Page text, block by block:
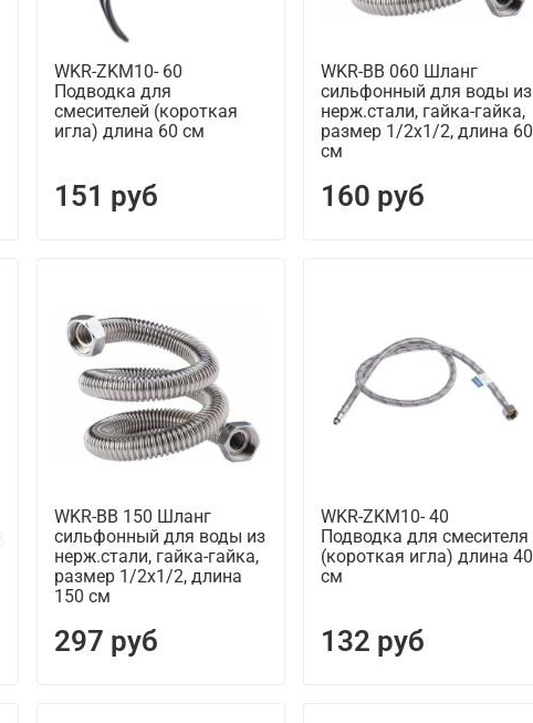
WKR-ZKM10- 60
Подводка для
смесителей (короткая
игла) длина 60 см
151 руб
WKR-BB 060 Шланг
сильфонный для воды из
нерж.стали, гайка-гайка,
размер 1/2х1/2, длина 60
см
160 руб
WKR-BB 150 Шланг
сильфонный для воды из
нерж.стали, гайка-гайка,
размер 1/2х1/2, длина
150 см
297 руб
WKR-ZKM10- 40
Подводка для смесителя
(короткая игла) длина 40
см
132 руб